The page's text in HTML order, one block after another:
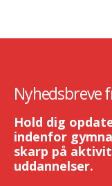
Nyhedsbreve
Hold dig
indenfor
skarp på
uddannelser.